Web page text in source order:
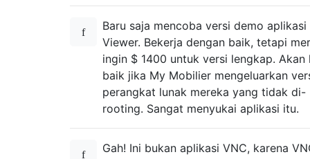
Baru saja mencoba versi demo aplikasi
Viewer. Bekerja dengan baik, tetapi
ingin $ 1400 untuk versi lengkap. Akan
baik jika My Mobilier mengeluarkan
perangkat lunak mereka yang tidak di-
rooting. Sangat menyukai aplikasi itu.
Gah! Ini bukan aplikasi VNC, karena